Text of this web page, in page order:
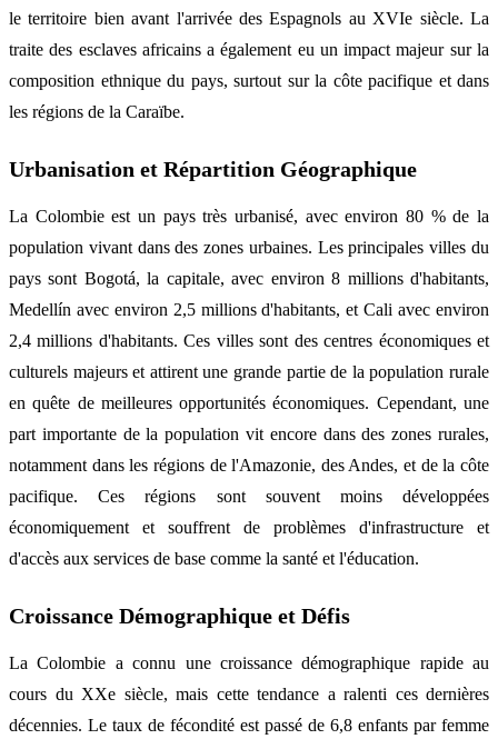
le territoire bien avant l'arrivée des Espagnols au XVIe siècle. La
traite des esclaves africains a également eu un impact majeur sur la
composition ethnique du pays, surtout sur la côte pacifique et dans
les régions de la Caraïbe.
Urbanisation et Répartition Géographique
La Colombie est un pays très urbanisé, avec environ 80 % de la
population vivant dans des zones urbaines. Les principales villes du
pays sont Bogotá, la capitale, avec environ 8 millions d'habitants,
Medellín avec environ 2,5 millions d'habitants, et Cali avec environ
2,4 millions d'habitants. Ces villes sont des centres économiques et
culturels majeurs et attirent une grande partie de la population rurale
en quête de meilleures opportunités économiques. Cependant, une
part importante de la population vit encore dans des zones rurales,
notamment dans les régions de l'Amazonie, des Andes, et de la côte
pacifique. Ces régions sont souvent moins développées
économiquement et souffrent de problèmes d'infrastructure et
d'accès aux services de base comme la santé et l'éducation.
Croissance Démographique et Défis
La Colombie a connu une croissance démographique rapide au
cours du XXe siècle, mais cette tendance a ralenti ces dernières
décennies. Le taux de fécondité est passé de 6,8 enfants par femme